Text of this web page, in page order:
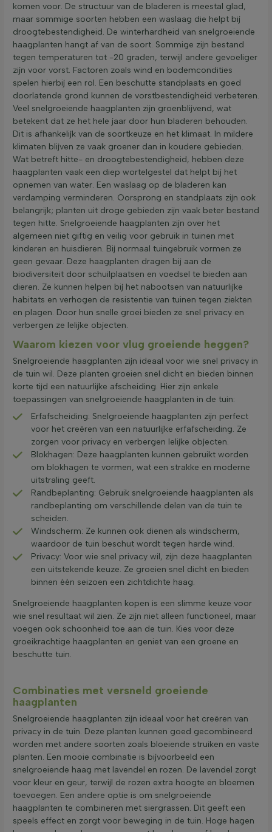
komen voor. De structuur van de bladeren is meestal glad,
maar sommige soorten hebben een waslaag die helpt bij
droogtebestendigheid. De winterhardheid van snelgroeiende
haagplanten hangt af van de soort. Sommige zijn bestand
tegen temperaturen tot -20 graden, terwijl andere gevoeliger
zijn voor vorst. Factoren zoals wind en bodemcondities
spelen hierbij een rol. Een beschutte standplaats en goed
doorlatende grond kunnen de vorstbestendigheid verbeteren.
Veel snelgroeiende haagplanten zijn groenblijvend, wat
betekent dat ze het hele jaar door hun bladeren behouden.
Dit is afhankelijk van de soortkeuze en het klimaat. In mildere
klimaten blijven ze vaak groener dan in koudere gebieden.
Wat betreft hitte- en droogtebestendigheid, hebben deze
haagplanten vaak een diep wortelgestel dat helpt bij het
opnemen van water. Een waslaag op de bladeren kan
verdamping verminderen. Oorsprong en standplaats zijn ook
belangrijk; planten uit droge gebieden zijn vaak beter bestand
tegen hitte. Snelgroeiende haagplanten zijn over het
algemeen niet giftig en veilig voor gebruik in tuinen met
kinderen en huisdieren. Bij normaal tuingebruik vormen ze
geen gevaar. Deze haagplanten dragen bij aan de
biodiversiteit door schuilplaatsen en voedsel te bieden aan
dieren. Ze kunnen helpen bij het nabootsen van natuurlijke
habitats en verhogen de resistentie van tuinen tegen ziekten
en plagen. Door hun snelle groei bieden ze snel privacy en
verbergen ze lelijke objecten.
Waarom kiezen voor vlug groeiende heggen?
Snelgroeiende haagplanten zijn ideaal voor wie snel privacy in
de tuin wil. Deze planten groeien snel dicht en bieden binnen
korte tijd een natuurlijke afscheiding. Hier zijn enkele
toepassingen van snelgroeiende haagplanten in de tuin:
Erfafscheiding: Snelgroeiende haagplanten zijn perfect
voor het creëren van een natuurlijke erfafscheiding. Ze
zorgen voor privacy en verbergen lelijke objecten.
Blokhagen: Deze haagplanten kunnen gebruikt worden
om blokhagen te vormen, wat een strakke en moderne
uitstraling geeft.
Randbeplanting: Gebruik snelgroeiende haagplanten als
randbeplanting om verschillende delen van de tuin te
scheiden.
Windscherm: Ze kunnen ook dienen als windscherm,
waardoor de tuin beschut wordt tegen harde wind.
Privacy: Voor wie snel privacy wil, zijn deze haagplanten
een uitstekende keuze. Ze groeien snel dicht en bieden
binnen één seizoen een zichtdichte haag.
Snelgroeiende haagplanten kopen is een slimme keuze voor
wie snel resultaat wil zien. Ze zijn niet alleen functioneel, maar
voegen ook schoonheid toe aan de tuin. Kies voor deze
groeikrachtige haagplanten en geniet van een groene en
beschutte tuin.
Combinaties met versneld groeiende
haagplanten
Snelgroeiende haagplanten zijn ideaal voor het creëren van
privacy in de tuin. Deze planten kunnen goed gecombineerd
worden met andere soorten zoals bloeiende struiken en vaste
planten. Een mooie combinatie is bijvoorbeeld een
snelgroeiende haag met lavendel en rozen. De lavendel zorgt
voor kleur en geur, terwijl de rozen extra hoogte en bloemen
toevoegen. Een andere optie is om snelgroeiende
haagplanten te combineren met siergrassen. Dit geeft een
speels effect en zorgt voor beweging in de tuin. Hoge hagen